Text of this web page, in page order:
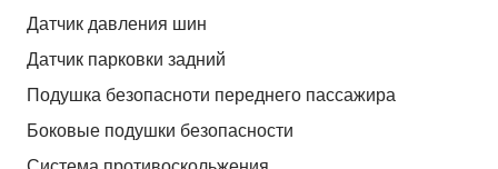
Датчик давления шин
Датчик парковки задний
Подушка безопасноти переднего пассажира
Боковые подушки безопасности